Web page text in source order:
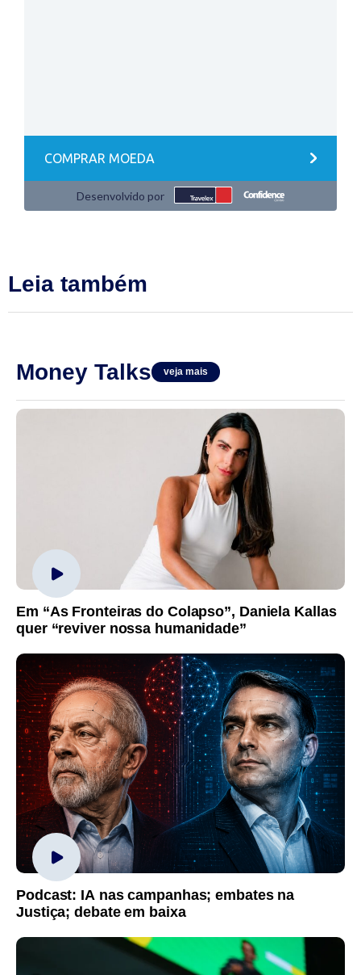
Leia também
Money Talks veja mais
Em “As Fronteiras do Colapso”, Daniela Kallas
quer “reviver nossa humanidade”
Podcast: IA nas campanhas; embates na
Justiça; debate em baixa